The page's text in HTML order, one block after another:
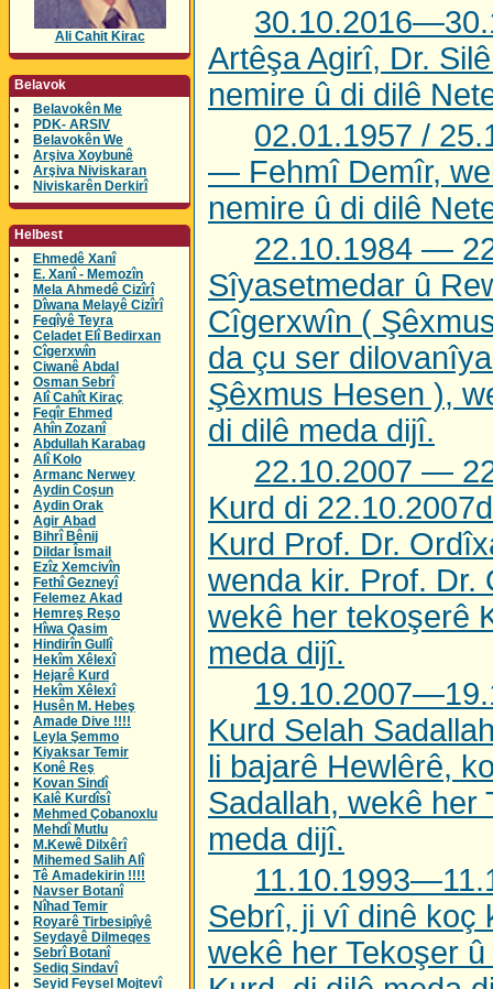
Ali Cahit Kirac
Belavok
Belavokên Me
PDK- ARSIV
Belavokên We
Arşiva Xoybunê
Arşiva Niviskaran
Niviskarên Derkirî
Helbest
Ehmedê Xanî
E. Xanî - Memozîn
Mela Ahmedê Cizîrî
Dîwana Melayê Cizîrî
Feqîyê Teyra
Celadet Elî Bedirxan
Cîgerxwîn
Ciwanê Abdal
Osman Sebrî
Alî Cahît Kiraç
Feqîr Ehmed
Ahîn Zozanî
Abdullah Karabag
Alî Kolo
Armanc Nerwey
Aydin Coşun
Aydin Orak
Agir Abad
Bihrî Bênij
Dildar Îsmail
Ezîz Xemcivîn
Fethî Gezneyî
Felemez Akad
Hemreş Reşo
Hîwa Qasim
Hindirîn Gullî
Hekîm Xêlexî
Hejarê Kurd
Hekîm Xêlexî
Husên M. Hebeş
Amade Dive !!!!
Leyla Şemmo
Kiyaksar Temir
Konê Reş
Kovan Sindî
Kalê Kurdîsî
Mehmed Çobanoxlu
Mehdî Mutlu
M.Kewê Dilxêrî
Mihemed Salih Alî
Tê Amadekirin !!!!
Navser Botanî
Nîhad Temir
Royarê Tirbesipîyê
Seydayê Dilmeqes
Sebrî Botanî
Sediq Sindavî
Seyid Feysel Mojtevî
Artêşa Agirî, Dr.
nemire û di dilê
02.01.1957 /
— Fehmî Demîr,
nemire û di dilê
22.10.1984 —
Sîyasetmedar û
Cîgerxwîn (
da çu ser
Şêxmus Hesen ),
di dilê meda dijî.
22.10.2007 —
Kurd di
Kurd Prof. Dr.
wenda kir. Prof. Dr.
wekê her tekoşerê
meda dijî.
Kurd Selah
li bajarê Hewlêrê,
Sadallah, wekê her
meda dijî.
Sebrî, ji vî dinê koç
wekê her Tekoşer